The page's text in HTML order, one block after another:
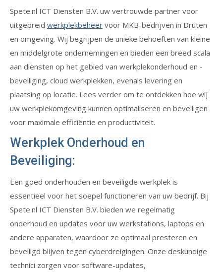
Spete.nl ICT Diensten B.V. uw vertrouwde partner voor
uitgebreid werkplekbeheer voor MKB-bedrijven in Druten
en omgeving. Wij begrijpen de unieke behoeften van kleine
en middelgrote ondernemingen en bieden een breed scala
aan diensten op het gebied van werkplekonderhoud en -
beveiliging, cloud werkplekken, evenals levering en
plaatsing op locatie. Lees verder om te ontdekken hoe wij
uw werkplekomgeving kunnen optimaliseren en beveiligen
voor maximale efficiëntie en productiviteit.
Werkplek Onderhoud en
Beveiliging:
Een goed onderhouden en beveiligde werkplek is
essentieel voor het soepel functioneren van uw bedrijf. Bij
Spete.nl ICT Diensten B.V. bieden we regelmatig
onderhoud en updates voor uw werkstations, laptops en
andere apparaten, waardoor ze optimaal presteren en
beveiligd blijven tegen cyberdreigingen. Onze deskundige
technici zorgen voor software-updates,